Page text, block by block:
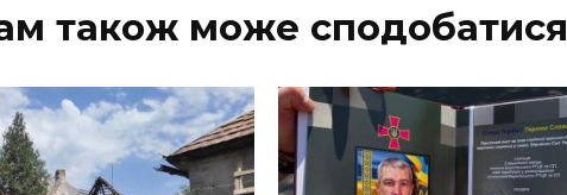
також може сподобатися